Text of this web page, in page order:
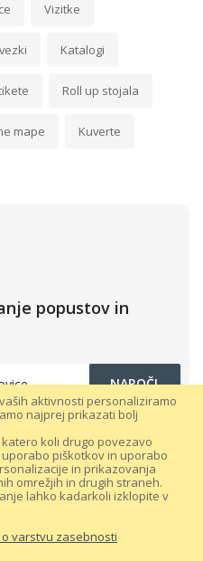
aktivnosti personaliziramo
najprej prikazati bolj
koli drugo povezavo
piškotkov in uporabo
in prikazovanja
omrežjih in drugih straneh.
lahko kadarkoli izklopite v
varstvu zasebnosti
Vizitke
Katalogi
Roll up stojala
mape Kuverte
popustov in
NAROČI
2021 |
Splošni pogoji poslovanja
podatkov